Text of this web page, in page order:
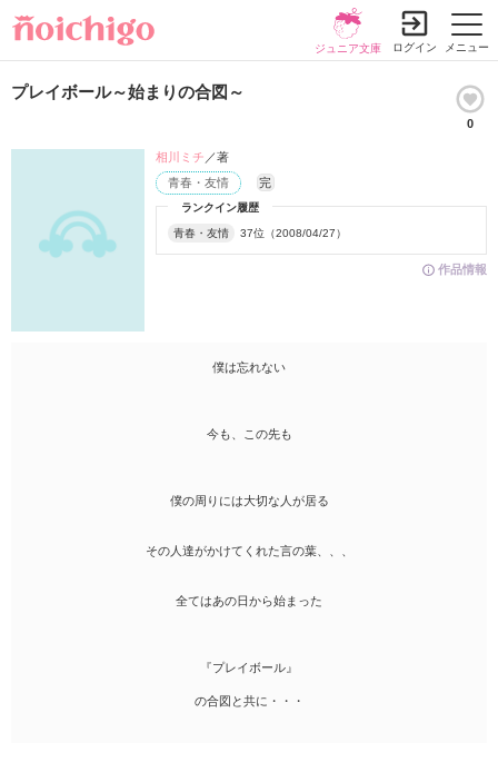
メニュー
ジュニア文庫 ログイン
プレイボール～始まりの合図～
0
作品情報
ランクイン履歴
青春・友情 37位（2008/04/27）
青春・友情 完
相川ミチ ／著
僕は忘れない
今も、この先も
僕の周りには大切な人が居る
その人達がかけてくれた言の葉、、、
全てはあの日から始まった
『プレイボール』
の合図と共に・・・